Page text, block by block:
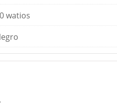
watios